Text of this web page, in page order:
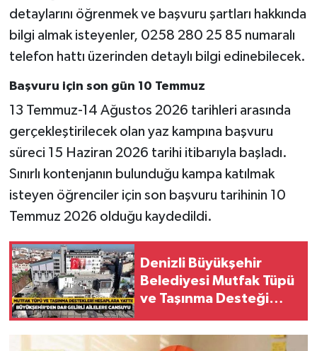
detaylarını öğrenmek ve başvuru şartları hakkında
bilgi almak isteyenler, 0258 280 25 85 numaralı
telefon hattı üzerinden detaylı bilgi edinebilecek.
Başvuru için son gün 10 Temmuz
13 Temmuz-14 Ağustos 2026 tarihleri arasında
gerçekleştirilecek olan yaz kampına başvuru
süreci 15 Haziran 2026 tarihi itibarıyla başladı.
Sınırlı kontenjanın bulunduğu kampa katılmak
isteyen öğrenciler için son başvuru tarihinin 10
Temmuz 2026 olduğu kaydedildi.
Denizli Büyükşehir
Belediyesi Mutfak Tüpü
ve Taşınma Desteği